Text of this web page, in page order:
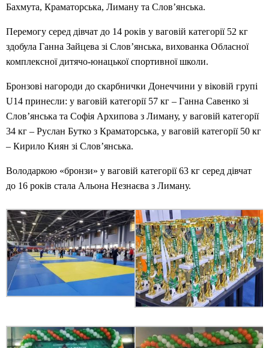
Бахмута, Краматорська, Лиману та Слов’янська.
Перемогу серед дівчат до 14 років у ваговій категорії 52 кг
здобула Ганна Зайцева зі Слов’янська, вихованка Обласної
комплексної дитячо-юнацької спортивної школи.
Бронзові нагороди до скарбнички Донеччини у віковій групі
U14 принесли: у ваговій категорії 57 кг – Ганна Савенко зі
Слов’янська та Софія Архипова з Лиману, у ваговій категорії
34 кг – Руслан Бутко з Краматорська, у ваговій категорії 50 кг
– Кирило Киян зі Слов’янська.
Володаркою «бронзи» у ваговій категорії 63 кг серед дівчат
до 16 років стала Альона Незнаєва з Лиману.